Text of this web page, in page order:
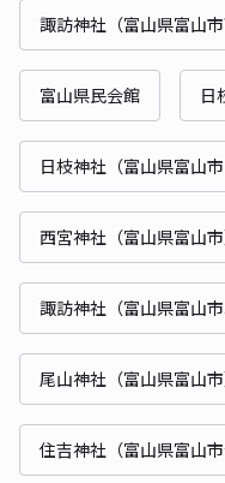
諏訪神社（富山県富山市
富山県民会館 日
日枝神社（富山県富山市
西宮神社（富山県富山市
諏訪神社（富山県富山市
尾山神社（富山県富山市
住吉神社（富山県富山市